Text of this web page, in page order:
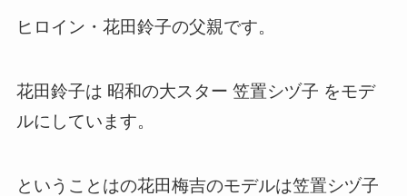
ヒロイン・花田鈴子の父親です。
花田鈴子は 昭和の大スター 笠置シヅ子 をモデ
ルにしています。
ということはの花田梅吉のモデルは笠置シヅ子